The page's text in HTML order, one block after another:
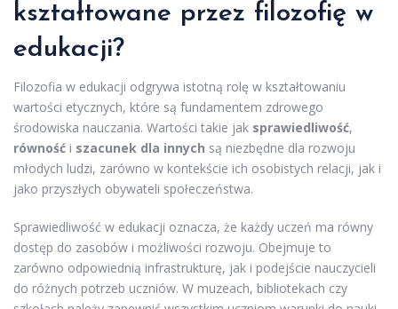
kształtowane przez filozofię w
edukacji?
Filozofia w edukacji odgrywa istotną rolę w kształtowaniu
wartości etycznych, które są fundamentem zdrowego
środowiska nauczania. Wartości takie jak sprawiedliwość,
równość i szacunek dla innych są niezbędne dla rozwoju
młodych ludzi, zarówno w kontekście ich osobistych relacji, jak i
jako przyszłych obywateli społeczeństwa.
Sprawiedliwość w edukacji oznacza, że każdy uczeń ma równy
dostęp do zasobów i możliwości rozwoju. Obejmuje to
zarówno odpowiednią infrastrukturę, jak i podejście nauczycieli
do różnych potrzeb uczniów. W muzeach, bibliotekach czy